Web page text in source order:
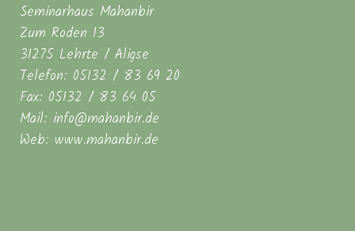
Seminarhaus Mahanbir
Zum Roden 13
31275 Lehrte / Aligse
Telefon: 05132 / 83 69 20
Fax: 05132 / 83 64 05
Mail: info@mahanbir.de
Web: www.mahanbir.de